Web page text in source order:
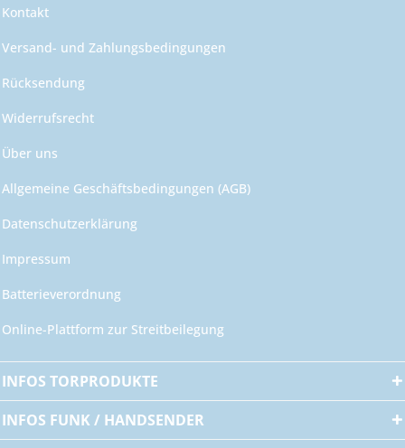
Kontakt
Versand- und Zahlungsbedingungen
Rücksendung
Widerrufsrecht
Über uns
Allgemeine Geschäftsbedingungen (AGB)
Datenschutzerklärung
Impressum
Batterieverordnung
Online-Plattform zur Streitbeilegung
INFOS TORPRODUKTE
INFOS FUNK / HANDSENDER